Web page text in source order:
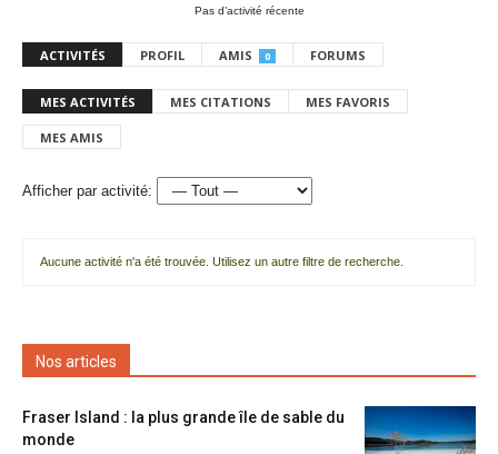
Pas d’activité récente
ACTIVITÉS PROFIL AMIS 0 FORUMS
MES ACTIVITÉS MES CITATIONS MES FAVORIS
MES AMIS
Afficher par activité:
Aucune activité n'a été trouvée. Utilisez un autre filtre de recherche.
Nos articles
Fraser Island : la plus grande île de sable du
monde